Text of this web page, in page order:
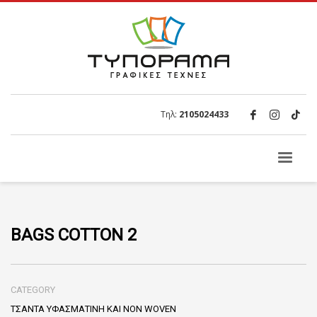
Τηλ: 2105024433
BAGS COTTON 2
CATEGORY
ΤΣΑΝΤΑ ΥΦΑΣΜΑΤΙΝΗ ΚΑΙ NON WOVEN